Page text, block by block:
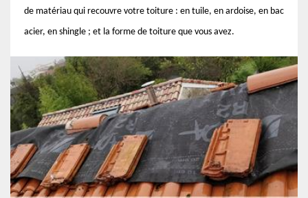
de matériau qui recouvre votre toiture : en tuile, en ardoise, en bac
acier, en shingle ; et la forme de toiture que vous avez.